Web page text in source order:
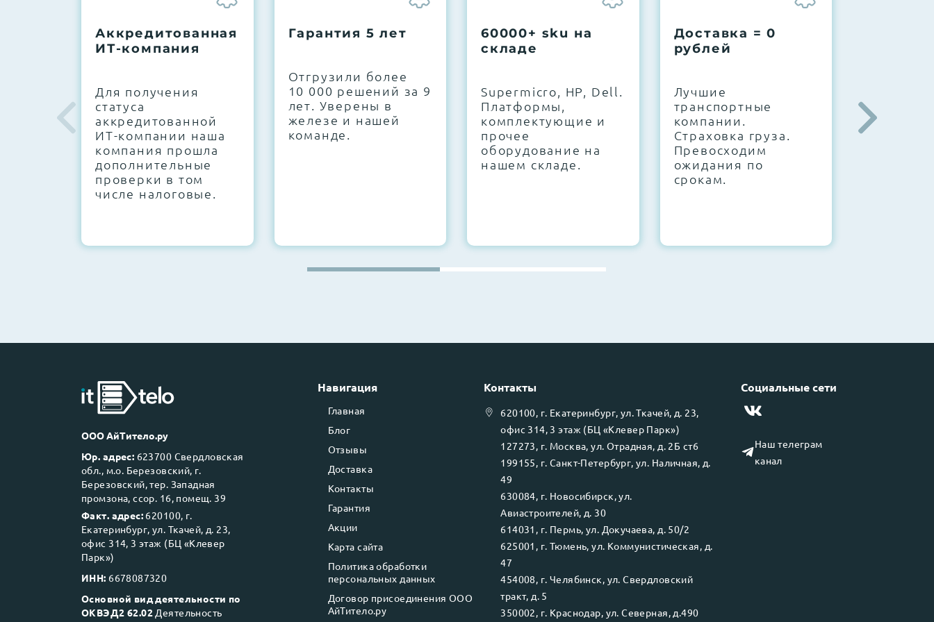
Next Business Day (NBD)
Аккредитованная
ИТ-компания
Для получения
статуса
аккредитованной
ИТ-компании наша
компания прошла
дополнительные
проверки в том
числе налоговые.
Гарантия 5 лет
Отгрузили более
10 000 решений за 9
лет. Уверены в
железе и нашей
команде.
60000+ sku на
складе
Supermicro, HP, Dell.
Платформы,
комплектующие и
прочее
оборудование на
нашем складе.
Доставка = 0
рублей
Лучшие
транспортные
компании.
Страховка груза.
Превосходим
ожидания по
срокам.
штате.
10000+
ООО АйТитело.ру
Юр. адрес: 623700 Свердловская
обл., м.о. Березовский, г.
Березовский, тер. Западная
промзона, ссор. 16, помещ. 39
Факт. адрес: 620100, г.
Екатеринбург, ул. Ткачей, д. 23,
офис 314, 3 этаж (БЦ «Клевер
Парк»)
ИНН: 6678087320
Основной вид деятельности по
ОКВЭД2 62.02 Деятельность
Навигация
Главная
Блог
Отзывы
Доставка
Контакты
Гарантия
Акции
Карта сайта
Политика обработки
персональных данных
Договор присоединения ООО
АйТитело.ру
Контакты
620100, г. Екатеринбург, ул.Ткачей, д. 23,
офис 314, 3 этаж (БЦ «Клевер Парк»)
127273, г. Москва, ул. Отрадная, д. 2Б ст6
199155, г. Санкт-Петербург, ул. Наличная, д.
49
630084, г. Новосибирск, ул.
Авиастроителей, д. 30
614031 , г. Пермь, ул. Докучаева, д. 50/2
625001 , г. Тюмень, ул. Коммунистическая, д.
47
454008, г. Челябинск, ул.Свердловский
тракт, д. 5
350002, г. Краснодар, ул.Северная, д.490
Социальные сети
Наш телеграм
канал